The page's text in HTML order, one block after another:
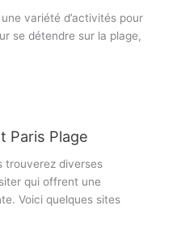
variété d’activités pour
se détendre sur la plage,
Paris Plage
trouverez diverses
qui offrent une
Voici quelques sites